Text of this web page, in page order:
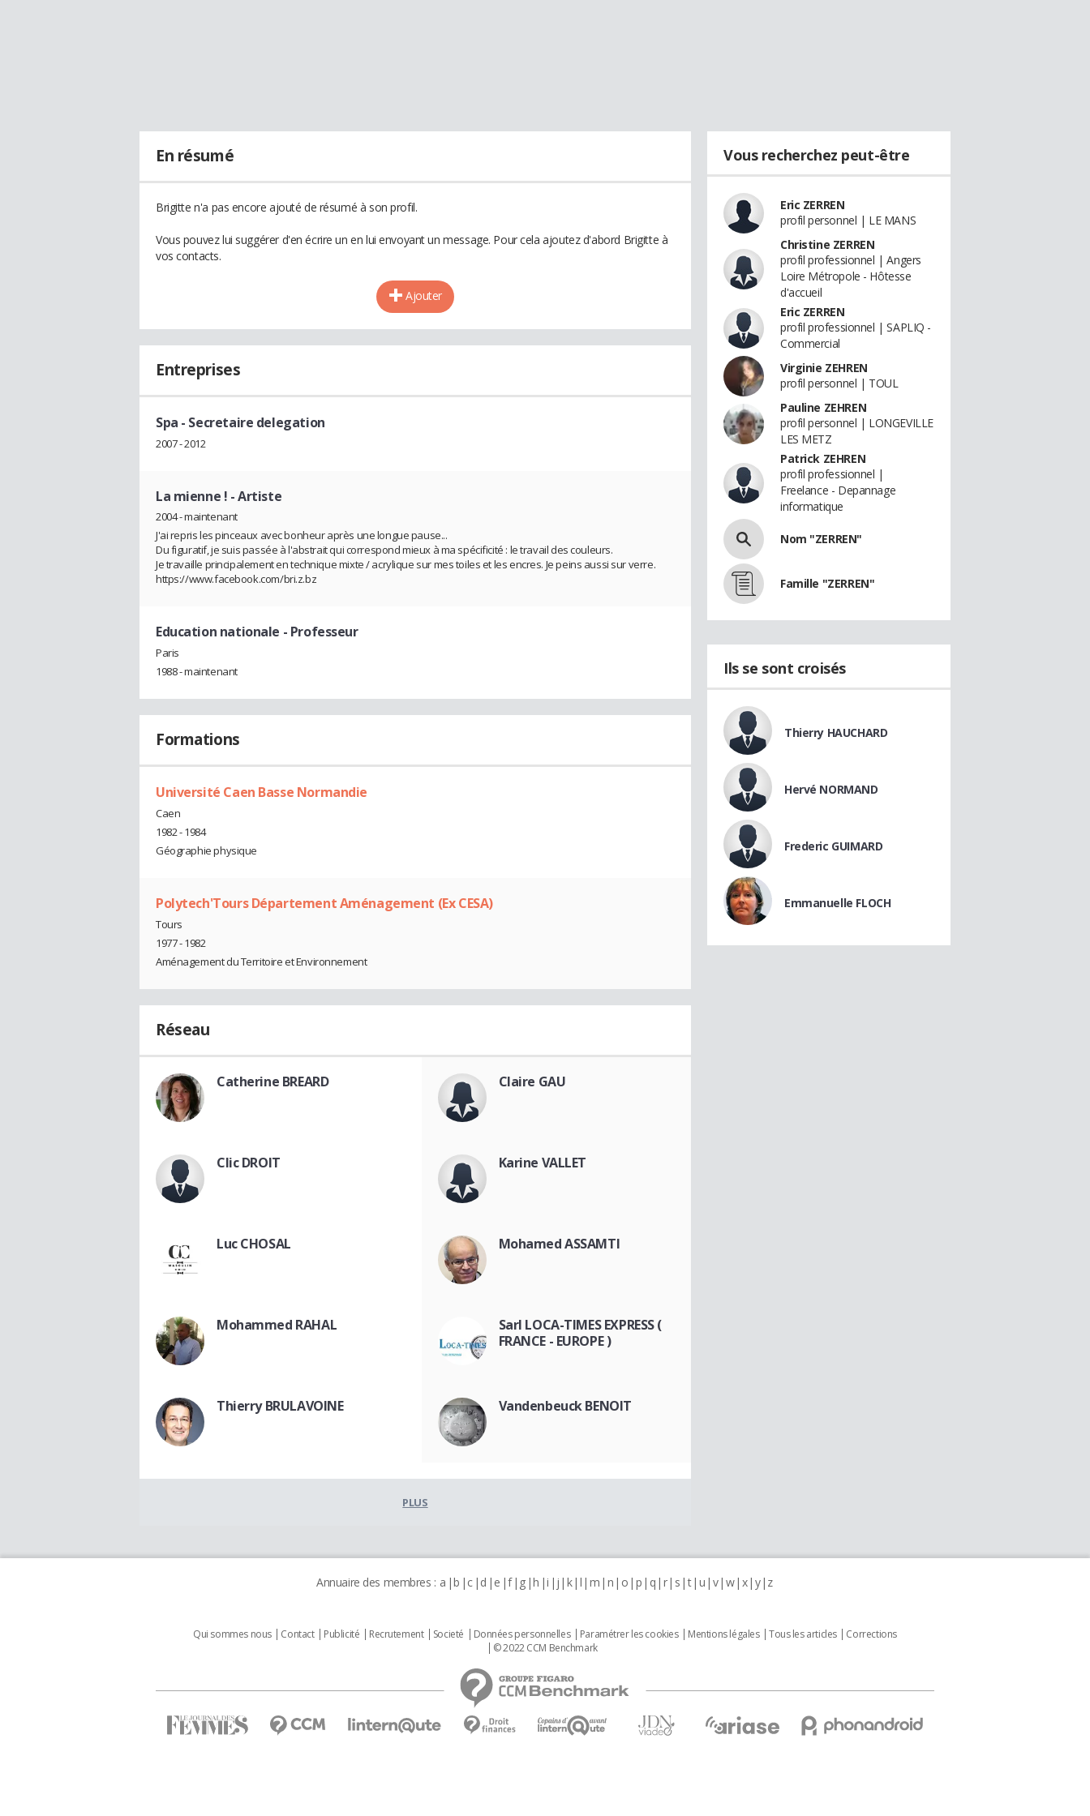
En résumé
Brigitte n'a pas encore ajouté de résumé à son profil.
Vous pouvez lui suggérer d'en écrire un en lui envoyant un message. Pour cela ajoutez d'abord Brigitte à
vos contacts.
Ajouter
Entreprises
Spa - Secretaire delegation
2007 - 2012
La mienne ! - Artiste
2004 - maintenant
J'ai repris les pinceaux avec bonheur après une longue pause...
Du figuratif, je suis passée à l'abstrait qui correspond mieux à ma spécificité : le travail des couleurs.
Je travaille principalement en technique mixte / acrylique sur mes toiles et les encres. Je peins aussi sur verre.
https://www.facebook.com/bri.z.bz
Education nationale - Professeur
Paris
1988 - maintenant
Formations
Université Caen Basse Normandie
Caen
1982 - 1984
Géographie physique
Polytech'Tours Département Aménagement (Ex CESA)
Tours
1977 - 1982
Aménagement du Territoire et Environnement
Réseau
Catherine BREARD Claire GAU
Clic DROIT Karine VALLET
Luc CHOSAL Mohamed ASSAMTI
Mohammed RAHAL
Sarl LOCA-TIMES EXPRESS (
FRANCE - EUROPE )
Thierry BRULAVOINE Vandenbeuck BENOIT
PLUS
Vous recherchez peut-être
Eric ZERREN
profil personnel | LE MANS
Christine ZERREN
profil professionnel | Angers
Loire Métropole - Hôtesse
d'accueil
Eric ZERREN
profil professionnel | SAPLIQ -
Commercial
Virginie ZEHREN
profil personnel | TOUL
Pauline ZEHREN
profil personnel | LONGEVILLE
LES METZ
Patrick ZEHREN
profil professionnel |
Freelance - Depannage
informatique
Nom "ZERREN"
Famille "ZERREN"
Ils se sont croisés
Thierry HAUCHARD
Hervé NORMAND
Frederic GUIMARD
Emmanuelle FLOCH
Annuaire des membres : a b c d e f g h i j k l m n o p q r s t u v w x y z
Qui sommes nous Contact Publicité Recrutement Societé Données personnelles Paramétrer les cookies Mentions légales Tous les articles
Corrections
© 2022 CCM Benchmark